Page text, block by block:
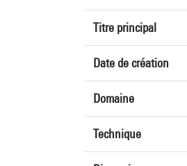
Titre principal
Date de création
Domaine
Technique